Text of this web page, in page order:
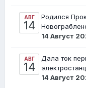
АВГ
14
Родился
14 Август
АВГ
14
Дала ток
14 Август